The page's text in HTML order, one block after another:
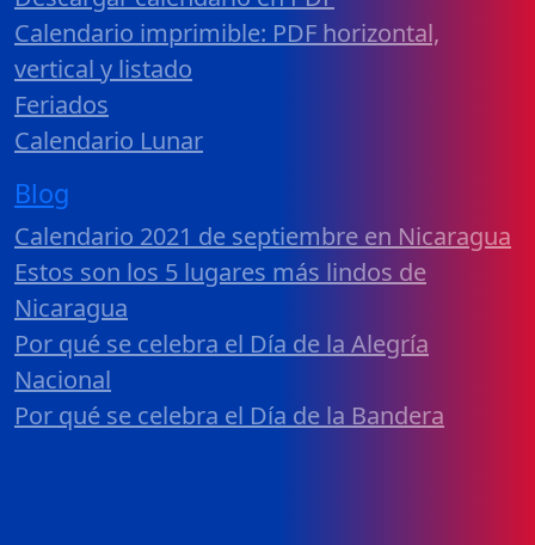
Calendario imprimible: PDF horizontal,
vertical y listado
Feriados
Calendario Lunar
Blog
Calendario 2021 de septiembre en Nicaragua
Estos son los 5 lugares más lindos de
Nicaragua
Por qué se celebra el Día de la Alegría
Nacional
Por qué se celebra el Día de la Bandera